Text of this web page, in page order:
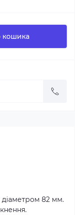
кошика
82 мм.